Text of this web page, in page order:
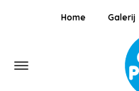
Home Galerij